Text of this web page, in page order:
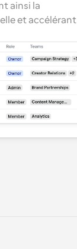
ainsi la
et accélérant